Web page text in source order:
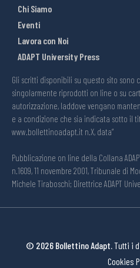
Chi Siamo
Eventi
Lavora con Noi
ADAPT University Press
Gli scritti disponibili su questo sito sono
singolarmente riprodotti on line o su
autorizzazione, laddove vengano
e a condizione che sia indicata sotto il
www.bollettinoadapt.it n.X, data“
Pubblicazione on line della Collana
n.1609, 11 novembre 2001, Tribunale di
Michele Tiraboschi; Direttrice ADAPT
© 2026 Bollettino Adapt.Tutti i
Cookies